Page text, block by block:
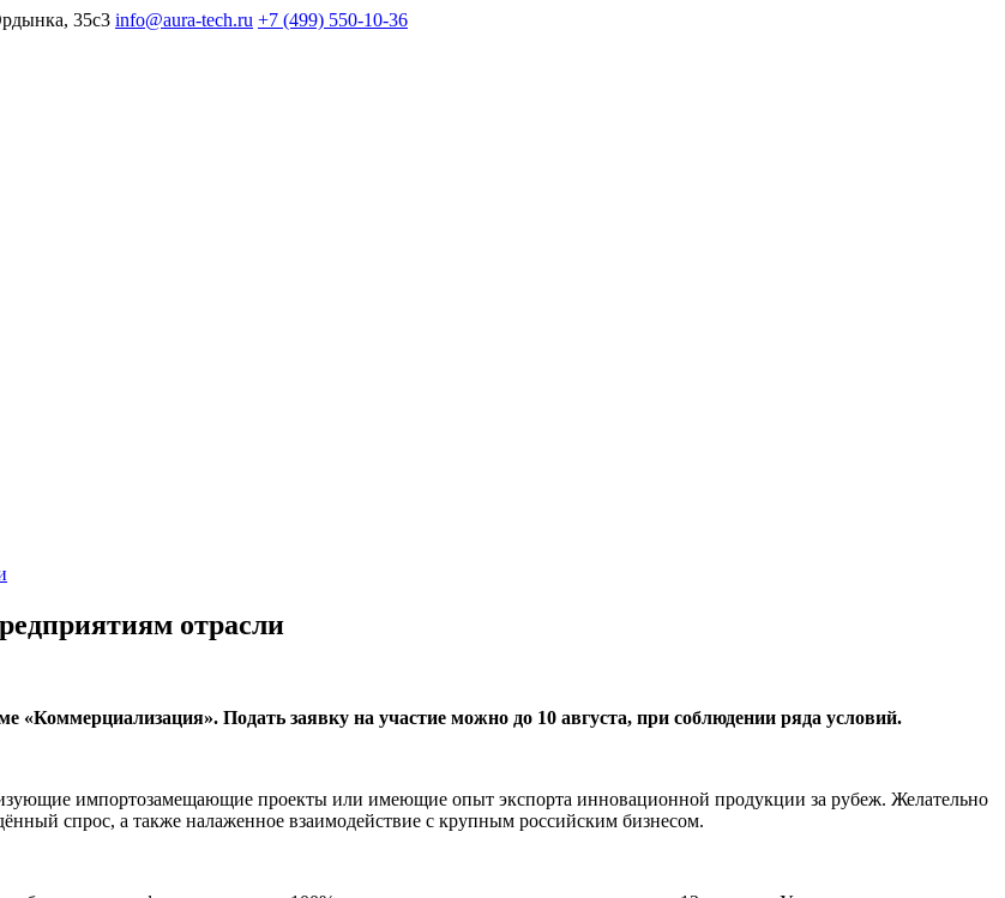
35с3 info@aura-tech.ru +7 (499) 550-10-36
отрасли
Подать заявку на участие можно до 10 августа, при соблюдении ряда условий.
импортозамещающие проекты или имеющие опыт экспорта инновационной продукции за рубеж. Желательно
спрос, а также налаженное взаимодействие с крупным российским бизнесом.